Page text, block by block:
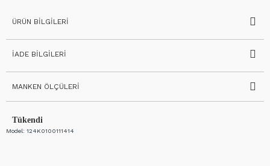
Tükendi
Model: 124K0100111414
ÜRÜN BILGILERI
İADE BILGILERI
MANKEN ÖLÇÜLERI